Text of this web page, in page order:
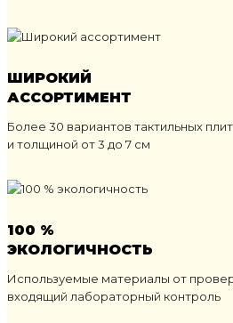
ШИРОКИЙ
АССОРТИМЕНТ
Более 30 вариантов тактильных
и толщиной от 3 до 7 см
100 %
ЭКОЛОГИЧНОСТЬ
Используемые материалы от
входящий лабораторный контроль